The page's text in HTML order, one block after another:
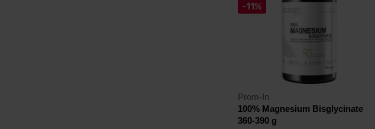
-11%
Prom-In
100% Magnesium Bisglycinate
360-390 g